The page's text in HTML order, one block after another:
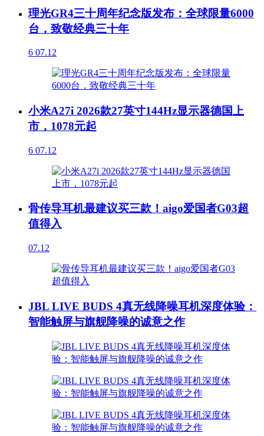
理光GR4三十周年纪念版发布：全球限量6000
台，致敬经典三十年
6 07.12
小米A27i 2026款27英寸144Hz显示器德国上
市，1078元起
6 07.12
骨传导耳机最建议买三款！aigo爱国者G03超
值得入
07.12
JBL LIVE BUDS 4真无线降噪耳机深度体验：
智能触屏与旗舰降噪的诚意之作